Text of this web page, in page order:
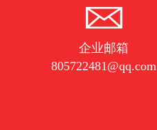
企业邮箱
805722481@qq.com